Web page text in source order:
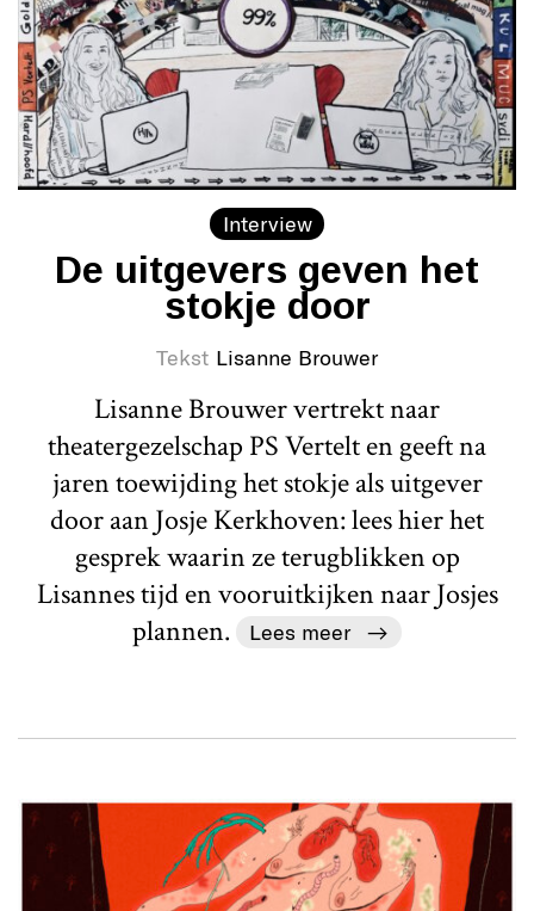
Interview
De uitgevers geven het
stokje door
Tekst Lisanne Brouwer
Lisanne Brouwer vertrekt naar
theatergezelschap PS Vertelt en geeft na
jaren toewijding het stokje als uitgever
door aan Josje Kerkhoven: lees hier het
gesprek waarin ze terugblikken op
Lisannes tijd en vooruitkijken naar Josjes
plannen.
Lees meer